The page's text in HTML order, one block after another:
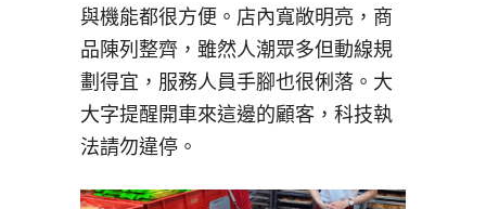
與機能都很方便。店內寬敞明亮，商
品陳列整齊，雖然人潮眾多但動線規
劃得宜，服務人員手腳也很俐落。大
大字提醒開車來這邊的顧客，科技執
法請勿違停。